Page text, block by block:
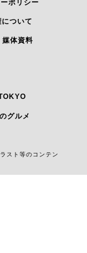
ポリシー
ついて
媒体資料
グルメ
スト等のコンテン